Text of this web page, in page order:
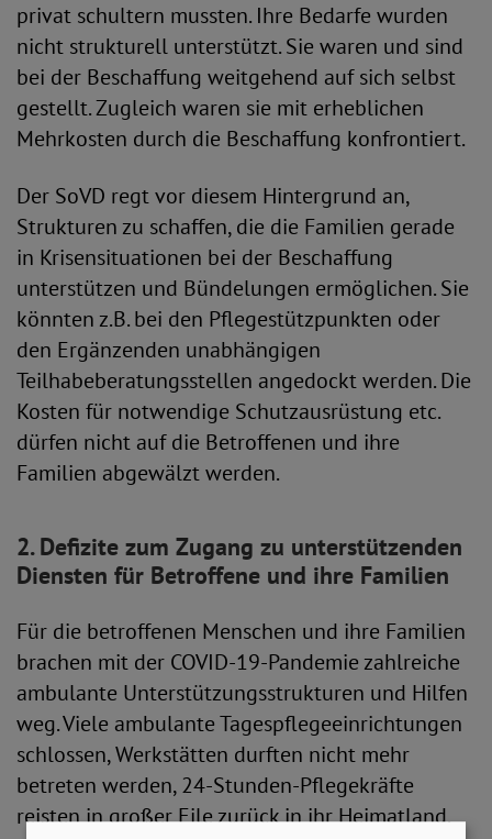
privat schultern mussten. Ihre Bedarfe wurden
nicht strukturell unterstützt. Sie waren und sind
bei der Beschaffung weitgehend auf sich selbst
gestellt. Zugleich waren sie mit erheblichen
Mehrkosten durch die Beschaffung konfrontiert.
Der SoVD regt vor diesem Hintergrund an,
Strukturen zu schaffen, die die Familien gerade
in Krisensituationen bei der Beschaffung
unterstützen und Bündelungen ermöglichen. Sie
könnten z.B. bei den Pflegestützpunkten oder
den Ergänzenden unabhängigen
Teilhabeberatungsstellen angedockt werden. Die
Kosten für notwendige Schutzausrüstung etc.
dürfen nicht auf die Betroffenen und ihre
Familien abgewälzt werden.
2. Defizite zum Zugang zu unterstützenden
Diensten für Betroffene und ihre Familien
Für die betroffenen Menschen und ihre Familien
brachen mit der COVID-19-Pandemie zahlreiche
ambulante Unterstützungsstrukturen und Hilfen
weg. Viele ambulante Tagespflegeeinrichtungen
schlossen, Werkstätten durften nicht mehr
betreten werden, 24-Stunden-Pflegekräfte
reisten in großer Eile zurück in ihr Heimatland.